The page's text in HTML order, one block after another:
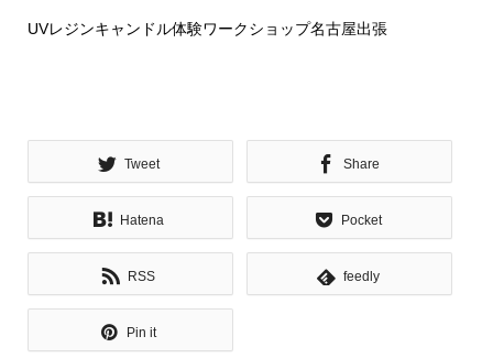
UVレジンキャンドル体験ワークショップ名古屋出張
Tweet Share
Hatena Pocket
RSS feedly
Pin it